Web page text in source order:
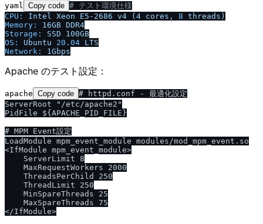
yaml Copy code # テスト環境仕様
CPU:
Intel Xeon E5-2686 v4 (4 cores, 8 threads)
Memory:
16GB DDR4
Storage:
SSD
100GB
OS:
Ubuntu 20.04 LTS
Network:
1Gbps
Apache のテスト設定：
apache Copy code # httpd.conf - 最適化設定
ServerRoot "/etc/apache2"
PidFile ${APACHE_PID_FILE}
# MPM Event設定
LoadModule mpm_event_module modules/mod_mpm_event.so
<IfModule mpm_event_module>
    ServerLimit 8
    MaxRequestWorkers 2000
    ThreadsPerChild 250
    ThreadLimit 250
    MinSpareThreads 25
    MaxSpareThreads 75
</IfModule>